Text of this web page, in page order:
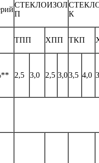
СТЕКЛОИЗОЛ
П
К
ТПП ХПП ТКП
2,5 3,0 2,5 3,03,5 4,0